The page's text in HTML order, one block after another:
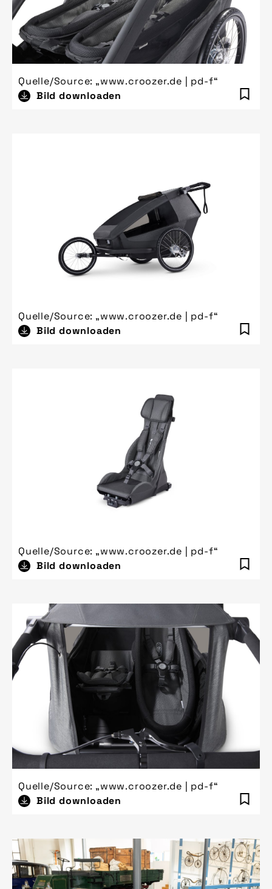
Quelle/Source: „www.croozer.de | pd-f“
Bild downloaden
Quelle/Source: „www.croozer.de | pd-f“
Bild downloaden
Quelle/Source: „www.croozer.de | pd-f“
Bild downloaden
Quelle/Source: „www.croozer.de | pd-f“
Bild downloaden